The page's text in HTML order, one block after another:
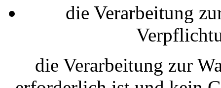
die Verarbeitung
die Verarbeitung zur